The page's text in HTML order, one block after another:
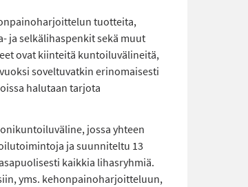
tuotteita,
ja selkälihaspenkit sekä muut
ovat kiinteitä kuntoiluvälineitä,
soveltuvatkin erinomaisesti
halutaan tarjota
jossa yhteen
ja suunniteltu 13
kaikkia lihasryhmiä.
yms. kehonpainoharjoitteluun,